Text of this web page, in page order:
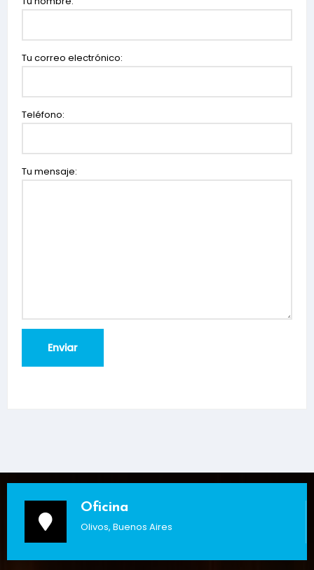
Tu correo electrónico:
Teléfono:
Tu mensaje:
Oficina
Olivos, Buenos Aires